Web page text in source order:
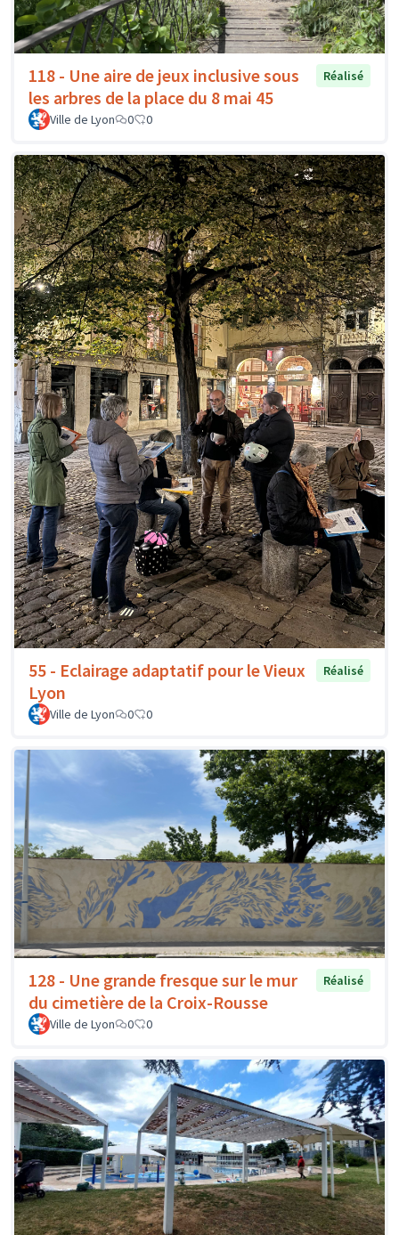
118 - Une aire de jeux inclusive sous
les arbres de la place du 8 mai 45
Réalisé
Ville de Lyon 0 0
55 - Eclairage adaptatif pour le Vieux
Lyon
Réalisé
Ville de Lyon 0 0
128 - Une grande fresque sur le mur
du cimetière de la Croix-Rousse
Réalisé
Ville de Lyon 0 0